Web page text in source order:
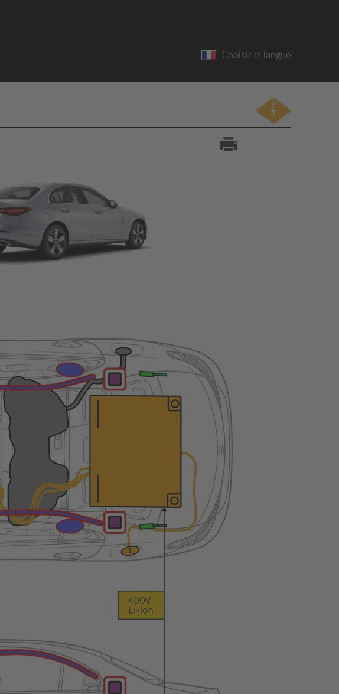
Choisir la langue